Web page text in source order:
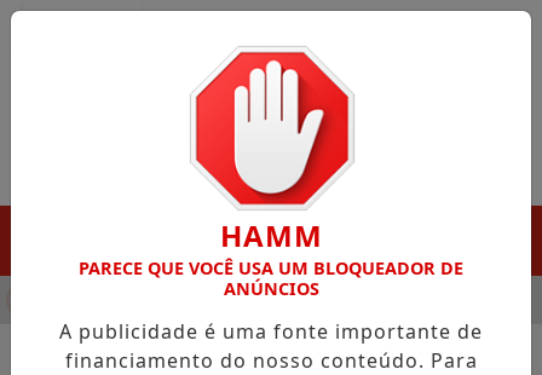
DESTAQUE EM PORTO GRANDE COM ATUAÇÃO VOLTADA
HAMM
PARECE QUE VOCÊ USA UM BLOQUEADOR DE
ANÚNCIOS
A publicidade é uma fonte importante de
financiamento do nosso conteúdo. Para